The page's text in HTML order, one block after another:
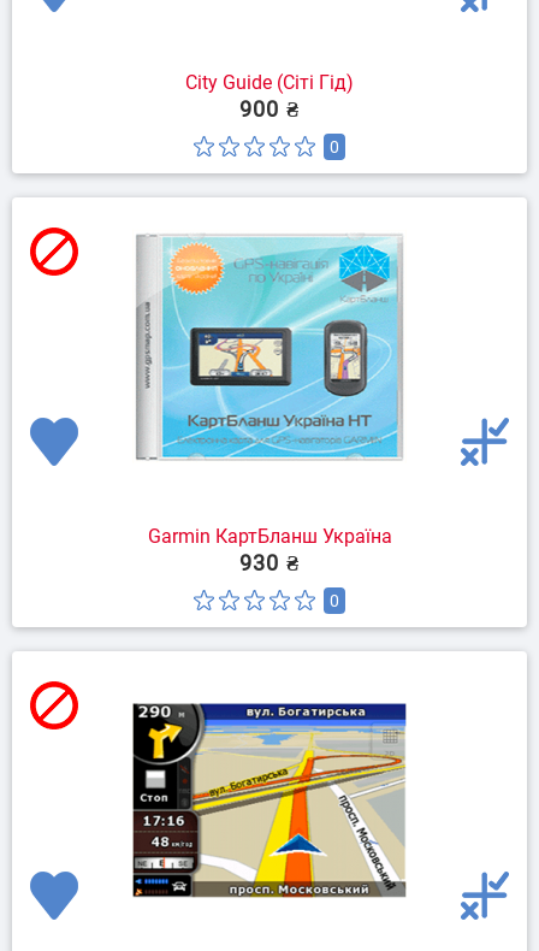
City Guide (Сіті Гід)
900 ₴
0
Garmin КартБланш Україна
930 ₴
0